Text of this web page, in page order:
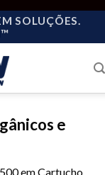
SOLUÇÕES.
e
emCartucho